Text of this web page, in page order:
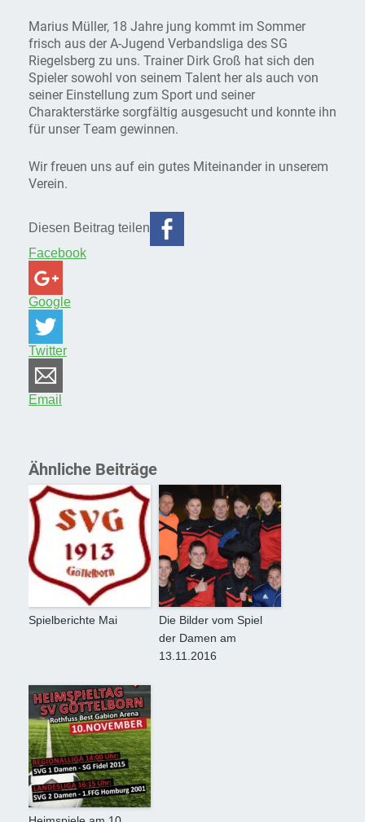
Marius Müller, 18 Jahre jung kommt im Sommer
frisch aus der A-Jugend Verbandsliga des SG
Riegelsberg zu uns. Trainer Dirk Groß hat sich den
Spieler sowohl von seinem Talent her als auch von
seiner Einstellung zum Sport und seiner
Charakterstärke sorgfältig ausgesucht und konnte ihn
für unser Team gewinnen.
Wir freuen uns auf ein gutes Miteinander in unserem
Verein.
Diesen Beitrag teilen
Facebook
Google
Twitter
Email
Ähnliche Beiträge
Spielberichte Mai
Die Bilder vom Spiel
der Damen am
13.11.2016